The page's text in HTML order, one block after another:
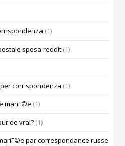
(1)
sposa reddit (1)
corrispondenza (1)
mariГ©e (1)
de vrai? (1)
par correspondance russe